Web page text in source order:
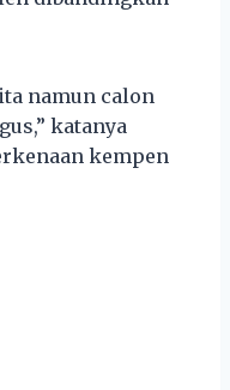
namun calon
katanya
kempen